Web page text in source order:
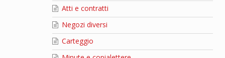
Atti e contratti
Negozi diversi
Carteggio